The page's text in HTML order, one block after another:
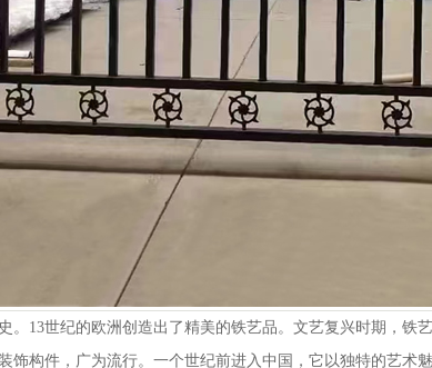
。13世纪的欧洲创造出了精美的铁艺品。文艺复兴时期，铁
饰构件，广为流行。一个世纪前进入中国，它以独特的艺术